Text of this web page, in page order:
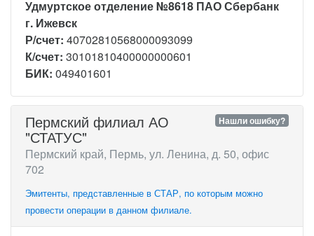
Удмуртское отделение №8618 ПАО Сбербанк
г. Ижевск
Р/счет: 40702810568000093099
К/счет: 30101810400000000601
БИК: 049401601
Нашли ошибку?
Пермский филиал АО
"СТАТУС"
Пермский край, Пермь, ул. Ленина, д. 50, офис
702
Эмитенты, представленные в СТАР, по которым можно
провести операции в данном филиале.